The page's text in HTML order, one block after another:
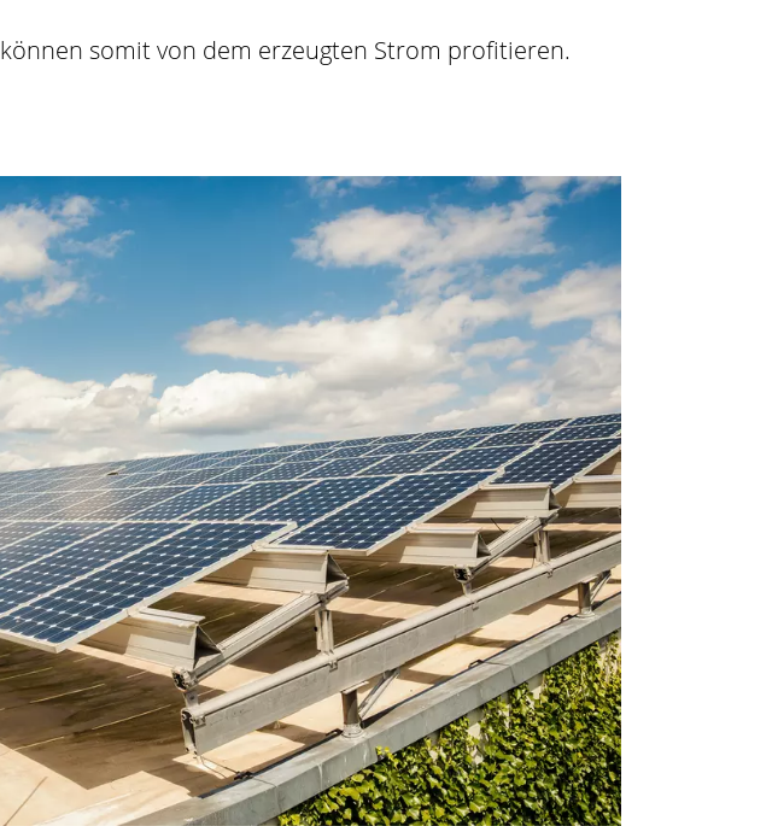
somit von dem erzeugten Strom profitieren.